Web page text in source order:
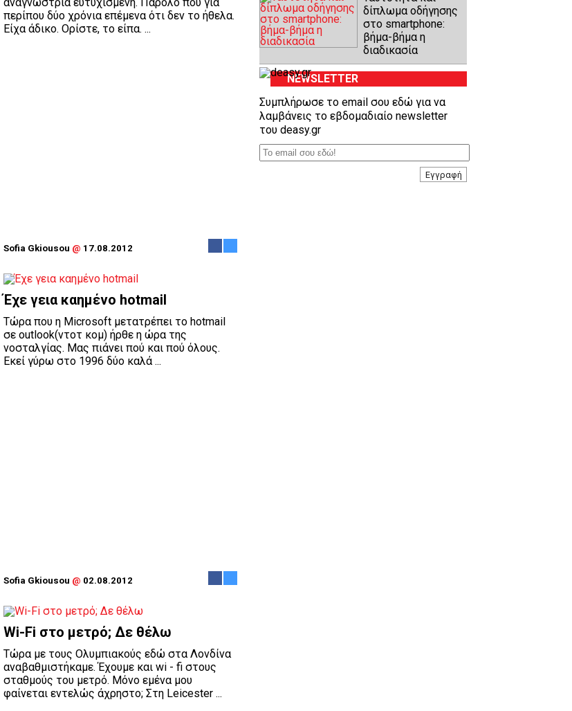
περίπου δύο χρόνια επέμενα ότι δεν το ήθελα.
Είχα άδικο. Ορίστε, το είπα. ...
Sofia Gkiousou @ 17.08.2012
Έχε γεια καημένο hotmail
Τώρα που η Microsoft μετατρέπει το hotmail
σε outlook(ντοτ κομ) ήρθε η ώρα της
νοσταλγίας. Μας πιάνει πού και πού όλους.
Εκεί γύρω στο 1996 δύο καλά ...
Sofia Gkiousou @ 02.08.2012
Wi-Fi στο μετρό; Δε θέλω
Τώρα με τους Ολυμπιακούς εδώ στα Λονδίνα
αναβαθμιστήκαμε. Έχουμε και wi - fi στους
σταθμούς του μετρό. Μόνο εμένα μου
φαίνεται εντελώς άχρηστο; Στη Leicester ...
δίπλωμα οδήγησης
στο smartphone:
βήμα-βήμα η
διαδικασία
NEWSLETTER
Συμπλήρωσε το email σου εδώ για να
λαμβάνεις το εβδομαδιαίο newsletter
του deasy.gr
Εγγραφή